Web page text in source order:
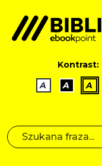
Kontrast:
A
A A